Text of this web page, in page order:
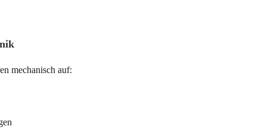
mechanisch auf: